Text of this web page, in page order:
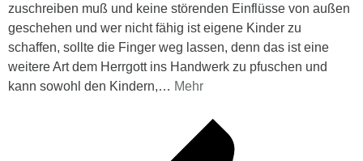
zuschreiben muß und keine störenden Einflüsse von außen
geschehen und wer nicht fähig ist eigene Kinder zu
schaffen, sollte die Finger weg lassen, denn das ist eine
weitere Art dem Herrgott ins Handwerk zu pfuschen und
kann sowohl den Kindern,… Mehr